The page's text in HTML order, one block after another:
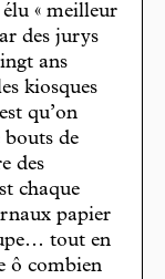
« meilleur
des jurys
ans
kiosques
qu’on
bouts de
des
chaque
papier
tout en
ô combien